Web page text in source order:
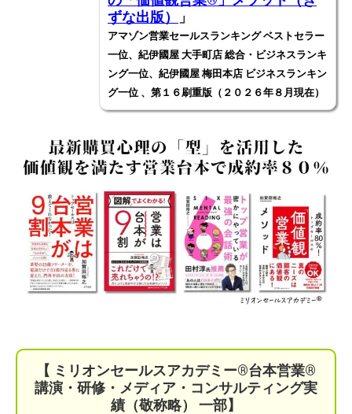
ずな出版）
」
アマゾン営業セールスランキング ベストセラー
一位、紀伊國屋 大手町店 総合・ビジネスランキ
ング一位、紀伊國屋 梅田本店 ビジネスランキン
グ一位 、第１６刷重版（２０２６年８月現在）
【 ミリオンセールスアカデミー®︎台本営業®︎
講演・研修・メディア・コンサルティング実
績（敬称略） 一部】